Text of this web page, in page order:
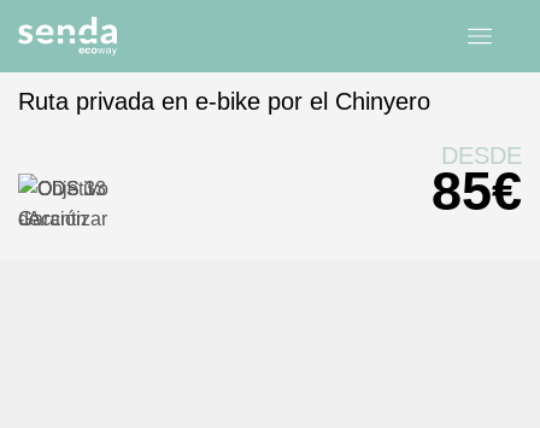
Ruta privada en e-bike por el Chinyero
DESDE
85€